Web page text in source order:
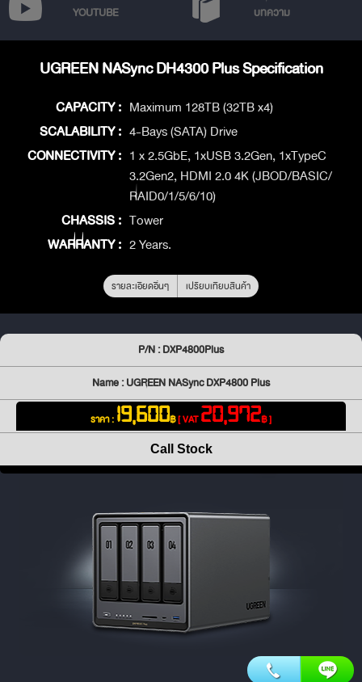
YOUTUBE
บทความ
UGREEN NASync DH4300 Plus Specification
CAPACITY : Maximum 128TB (32TB x4)
SCALABILITY : 4-Bays (SATA) Drive
CONNECTIVITY : 1 x 2.5GbE, 1xUSB 3.2Gen, 1xTypeC
3.2Gen2, HDMI 2.0 4K (JBOD/BASIC/
RAID0/1/5/6/10)
CHASSIS : Tower
WARRANTY : 2 Years.
รายละเอียดอื่นๆ เปรียบเทียบสินค้า
P/N : DXP4800Plus
Name : UGREEN NASync DXP4800 Plus
ราคา : 19,600฿[ VAT20,972฿ ]
Call Stock